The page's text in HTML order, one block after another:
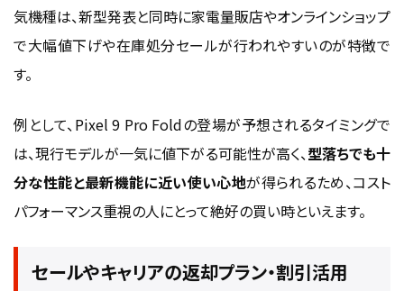
気機種は、新型発表と同時に家電量販店やオンラインショップ
で大幅値下げや在庫処分セールが行われやすいのが特徴で
す。
例として、Pixel 9 Pro Foldの登場が予想されるタイミングで
は、現行モデルが一気に値下がる可能性が高く、型落ちでも十
分な性能と最新機能に近い使い心地が得られるため、コスト
パフォーマンス重視の人にとって絶好の買い時といえます。
セールやキャリアの返却プラン・割引活用